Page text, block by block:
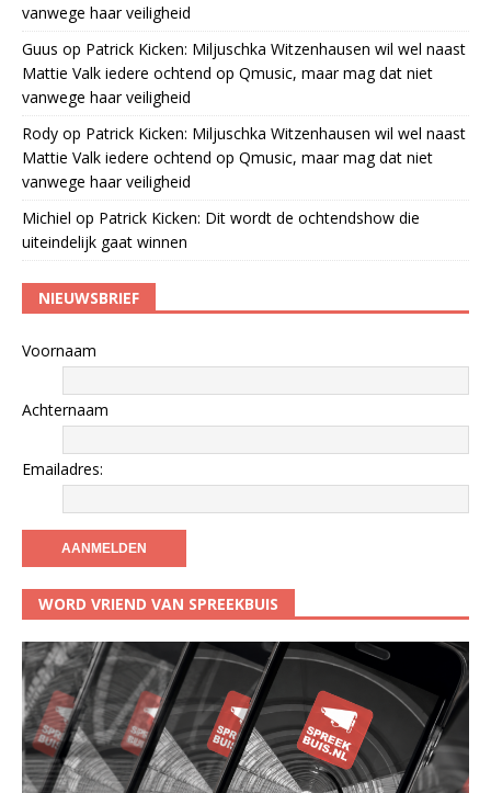
vanwege haar veiligheid
Guus op Patrick Kicken: Miljuschka Witzenhausen wil wel naast
Mattie Valk iedere ochtend op Qmusic, maar mag dat niet
vanwege haar veiligheid
Rody op Patrick Kicken: Miljuschka Witzenhausen wil wel naast
Mattie Valk iedere ochtend op Qmusic, maar mag dat niet
vanwege haar veiligheid
Michiel op Patrick Kicken: Dit wordt de ochtendshow die
uiteindelijk gaat winnen
NIEUWSBRIEF
Voornaam
Achternaam
Emailadres:
WORD VRIEND VAN SPREEKBUIS